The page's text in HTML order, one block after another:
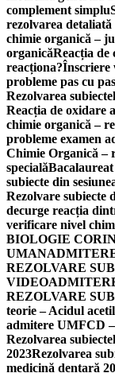
complement simplu
rezolvarea
chimie organică –
organicăReacția de
reacționa?Înscriere
probleme pas cu pas
Rezolvarea
Reacția de oxidare
chimie organică –
probleme examen
Chimie Organică –
specială
subiecte din
Rezolvare subiecte
decurge reacția
verificare nivel
BIOLOGIE
UMAN
REZOLVARE
VIDEO
REZOLVARE
teorie – Acidul
admitere UMFCD
Rezolvarea
2023Rezolvarea
medicină dentară